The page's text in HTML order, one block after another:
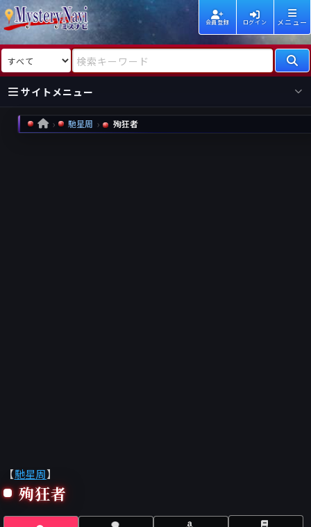
会員登録 ログイン メニュー
検索対象 検索キーワード
サイトメニュー
国内
海外
HOME 馳星周 殉狂者
【馳星周】
殉狂者